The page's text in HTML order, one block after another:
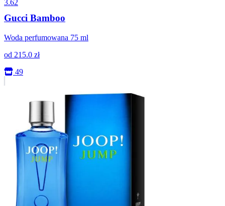
3.62
Gucci Bamboo
Woda perfumowana 75 ml
od 215.0 zł
49